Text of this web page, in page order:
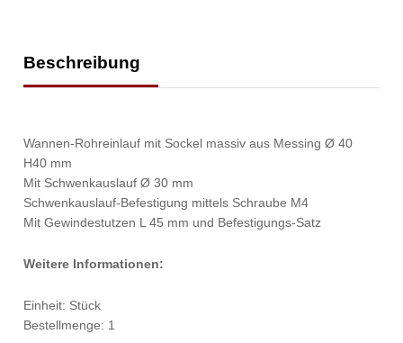
Beschreibung
Wannen-Rohreinlauf mit Sockel massiv aus Messing Ø 40
H40 mm
Mit Schwenkauslauf Ø 30 mm
Schwenkauslauf-Befestigung mittels Schraube M4
Mit Gewindestutzen L 45 mm und Befestigungs-Satz
Weitere Informationen:
Einheit: Stück
Bestellmenge: 1